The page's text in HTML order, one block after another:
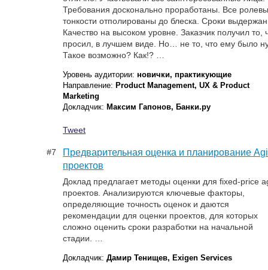
Требования досконально проработаны. Все
тонкости отполированы до блеска. Сроки
Качество на высоком уровне. Заказчик получил то,
просил, в лучшем виде. Но… не то, что ему было
Такое возможно? Как!? …
Уровень аудитории:новички, практикующие
Направление: Product Management, UX & Product
Marketing
Докладчик: Максим Гапонов, Банки.ру
Tweet
#7
Предварительная оценка и планирование
проектов
Доклад предлагает методы оценки для fixed-price
проектов. Анализируются ключевые факторы,
определяющие точность оценок и даются
рекомендации для оценки проектов, для которых
сложно оценить сроки разработки на начальной
стадии. …
Докладчик:Дамир Тенищев, Exigen Services